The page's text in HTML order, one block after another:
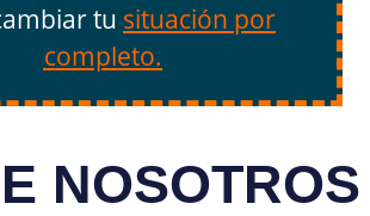
tu situación por
completo.
NOSOTROS